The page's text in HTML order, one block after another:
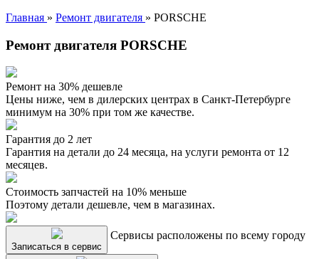
Главная » Ремонт двигателя » PORSCHE
Ремонт двигателя PORSCHE
Ремонт на 30% дешевле
Цены ниже, чем в дилерских центрах в Санкт-Петербурге
минимум на 30% при том же качестве.
Гарантия до 2 лет
Гарантия на детали до 24 месяца, на услуги ремонта от 12
месяцев.
Стоимость запчастей на 10% меньше
Поэтому детали дешевле, чем в магазинах.
Записаться в сервис
Сервисы расположены по всему городу